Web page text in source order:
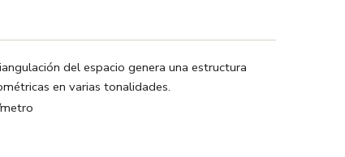
del espacio genera una estructura
en varias tonalidades.